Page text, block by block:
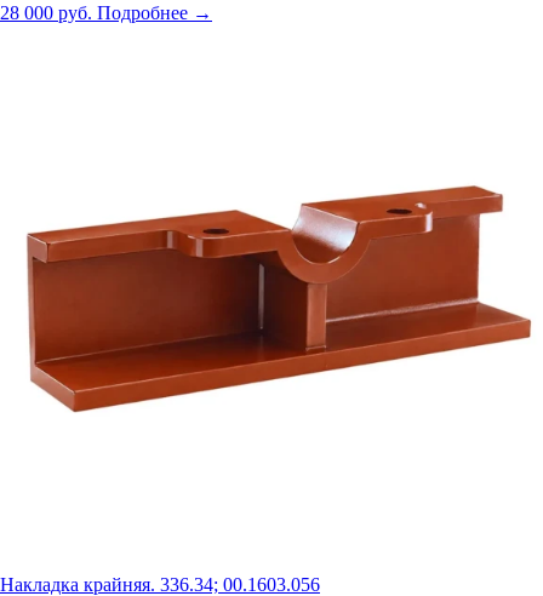
28 000 руб. Подробнее →
Накладка крайняя. 336.34; 00.1603.056